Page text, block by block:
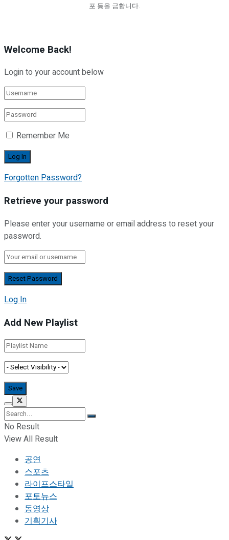
포 등을 금합니다.
Welcome Back!
Login to your account below
Remember Me
Forgotten Password?
Retrieve your password
Please enter your username or email address to reset your
password.
Log In
Add New Playlist
No Result
View All Result
공연
스포츠
라이프스타일
포토뉴스
동영상
기획기사